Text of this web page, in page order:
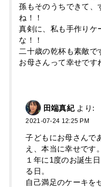
孫もそのうちできて、
ね！！
真剣に、私も手作りケ
な！！
二十歳の乾杯も素敵で
お母さんって幸せです
田端真紀 より:
2021-07-24 12:25 PM
子どもにお母さんで
え、本当に幸せです。
１年に1度のお誕生
る日。
自己満足のケーキを